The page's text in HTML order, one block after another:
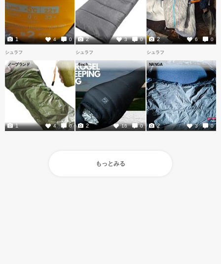
4 0
1 3 0
2 6 0
2
シュラフ
ノーブランド
4 0
1
シュラフ
4inch
16 0
2
シュラフ
NANGA
3 0
2
もっとみる